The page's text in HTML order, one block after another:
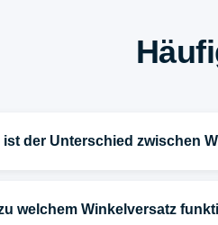
ist der Unterschied zwischen
welchem Winkelversatz